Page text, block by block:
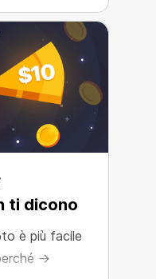
ti dicono
è più facile
→